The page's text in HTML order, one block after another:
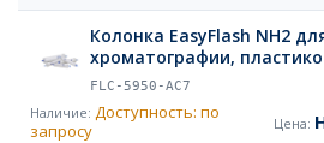
Колонка EasyFlash NH2
хроматографии,
220 г, 1 шт.
FLC-5950-AC7
Доступность: по
запросу